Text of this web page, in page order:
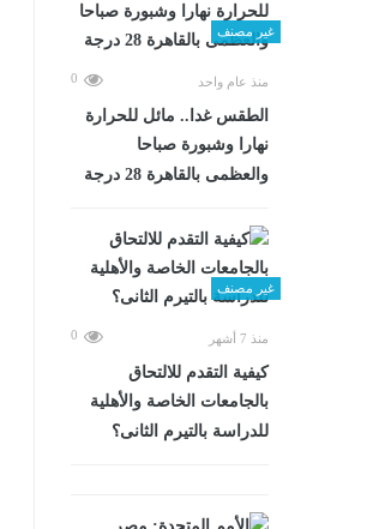
غير مصنف
منذ عام واحد 0
الطقس غدا.. مائل للحرارة
نهارا وشبورة صباحا
والعظمى بالقاهرة 28 درجة
غير مصنف
منذ 7 أشهر 0
كيفية التقدم للالتحاق
بالجامعات الخاصة والأهلية
للدراسة بالتيرم الثانى؟